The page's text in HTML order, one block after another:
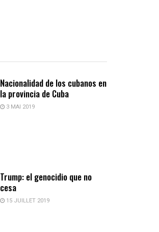
Nacionalidad de los cubanos en
la provincia de Cuba
3 MAI 2019
Trump: el genocidio que no
cesa
15 JUILLET 2019